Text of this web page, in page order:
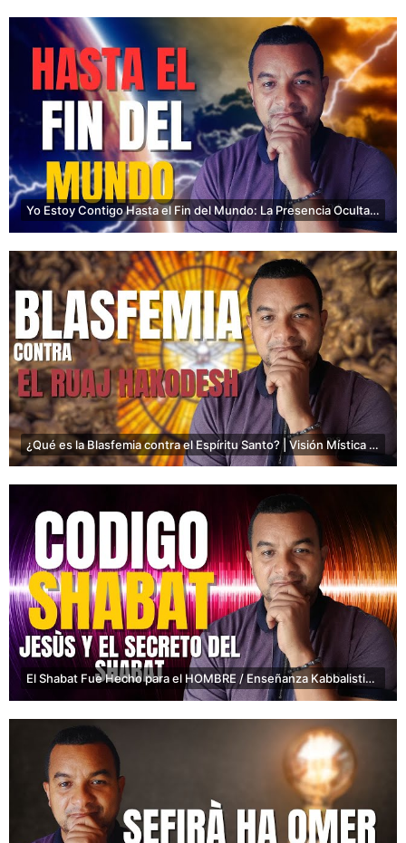
Yo Estoy Contigo Hasta el Fin del Mundo: La Presencia Oculta del Cristo en la Conciencia
¿Qué es la Blasfemia contra el Espíritu Santo? | Visión Mística y Kabbalística Profunda
El Shabat Fue Hecho para el HOMBRE / Enseñanza Kabbalistica de Jesùs